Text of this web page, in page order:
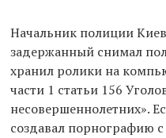
Начальник полиции
задержанный снимал
хранил ролики на
части 1 статьи 156
несовершеннолетних».
создавал порнографию